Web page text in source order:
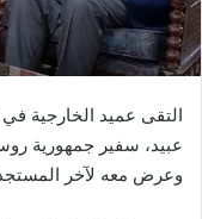
التقى عميد الخارجية
عبيد، سفير جمهورية
وعرض معه لآخر